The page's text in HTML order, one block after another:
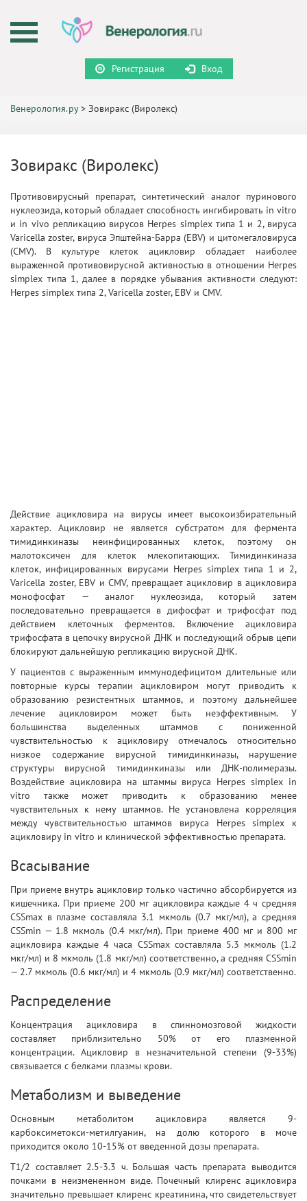
Регистрация Вход
Венерология.ру> Зовиракс (Виролекс)
Зовиракс (Виролекс)
Противовирусный препарат, синтетический аналог пуринового
нуклеозида, который обладает способность ингибировать in vitro
и in vivo репликацию вирусов Herpes simplex типа 1 и 2, вируса
Varicella zoster, вируса Эпштейна-Барра (EBV) и цитомегаловируса
(CMV). В культуре клеток ацикловир обладает наиболее
выраженной противовирусной активностью в отношении Herpes
simplex типа 1, далее в порядке убывания активности следуют:
Herpes simplex типа 2, Varicella zoster, EBV и CMV.
Действие ацикловира на вирусы имеет высокоизбирательный
характер. Ацикловир не является субстратом для фермента
тимидинкиназы неинфицированных клеток, поэтому он
малотоксичен для клеток млекопитающих. Тимидинкиназа
клеток, инфицированных вирусами Herpes simplex типа 1 и 2,
Varicella zoster, EBV и CMV, превращает ацикловир в ацикловира
монофосфат — аналог нуклеозида, который затем
последовательно превращается в дифосфат и трифосфат под
действием клеточных ферментов. Включение ацикловира
трифосфата в цепочку вирусной ДНК и последующий обрыв цепи
блокируют дальнейшую репликацию вирусной ДНК.
У пациентов с выраженным иммунодефицитом длительные или
повторные курсы терапии ацикловиром могут приводить к
образованию резистентных штаммов, и поэтому дальнейшее
лечение ацикловиром может быть неэффективным. У
большинства выделенных штаммов с пониженной
чувствительностью к ацикловиру отмечалось относительно
низкое содержание вирусной тимидинкиназы, нарушение
структуры вирусной тимидинкиназы или ДНК-полимеразы.
Воздействие ацикловира на штаммы вируса Herpes simplex in
vitro также может приводить к образованию менее
чувствительных к нему штаммов. Не установлена корреляция
между чувствительностью штаммов вируса Herpes simplex к
ацикловиру in vitro и клинической эффективностью препарата.
Всасывание
При приеме внутрь ацикловир только частично абсорбируется из
кишечника. При приеме 200 мг ацикловира каждые 4 ч средняя
CSSmax в плазме составляла 3.1 мкмоль (0.7 мкг/мл), а средняя
CSSmin — 1.8 мкмоль (0.4 мкг/мл). При приеме 400 мг и 800 мг
ацикловира каждые 4 часа CSSmax составляла 5.3 мкмоль (1.2
мкг/мл) и 8 мкмоль (1.8 мкг/мл) соответственно, a средняя CSSmin
— 2.7 мкмоль (0.6 мкг/мл) и 4 мкмоль (0.9 мкг/мл) соответственно.
Распределение
Концентрация ацикловира в спинномозговой жидкости
составляет приблизительно 50% от его плазменной
концентрации. Ацикловир в незначительной степени (9-33%)
связывается с белками плазмы крови.
Метаболизм и выведение
Основным метаболитом ацикловира является 9-
карбоксиметокси-метилгуанин, на долю которого в моче
приходится около 10-15% от введенной дозы препарата.
T1/2 составляет 2.5-3.3 ч. Большая часть препарата выводится
почками в неизмененном виде. Почечный клиренс ацикловира
значительно превышает клиренс креатинина, что свидетельствует